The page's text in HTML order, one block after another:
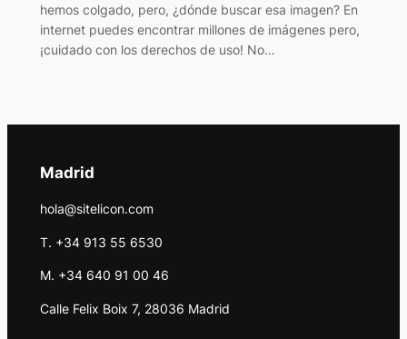
hemos colgado, pero, ¿dónde buscar esa imagen? En
internet puedes encontrar millones de imágenes pero,
¡cuidado con los derechos de uso! No…
Madrid
hola@sitelicon.com
T. +34 913 55 6530
M. +34 640 91 00 46
Calle Felix Boix 7, 28036 Madrid